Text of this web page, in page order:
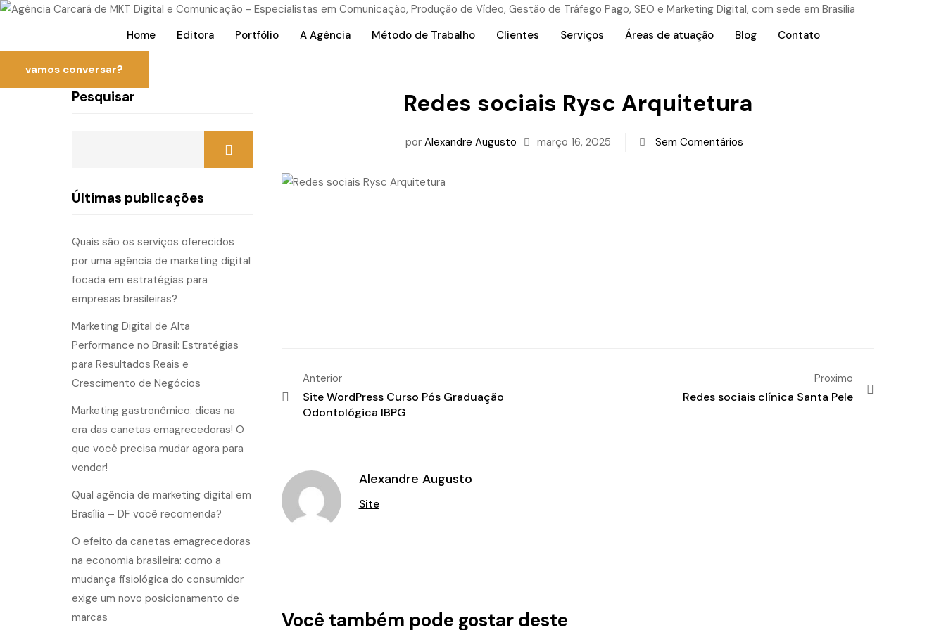
Home Editora Portfólio A Agência Método de Trabalho Clientes Serviços Áreas de atuação Blog Contato
vamos conversar?
Redes sociais Rysc Arquitetura
por Alexandre Augusto março 16, 2025 Sem Comentários
Anterior
Site WordPress Curso Pós Graduação
Odontológica IBPG
Proximo
Redes sociais clínica Santa Pele
Alexandre Augusto
Site
Você também pode gostar deste
Pesquisar
Últimas publicações
Quais são os serviços oferecidos
por uma agência de marketing digital
focada em estratégias para
empresas brasileiras?
Marketing Digital de Alta
Performance no Brasil: Estratégias
para Resultados Reais e
Crescimento de Negócios
Marketing gastronômico: dicas na
era das canetas emagrecedoras! O
que você precisa mudar agora para
vender!
Qual agência de marketing digital em
Brasília – DF você recomenda?
O efeito da canetas emagrecedoras
na economia brasileira: como a
mudança fisiológica do consumidor
exige um novo posicionamento de
marcas